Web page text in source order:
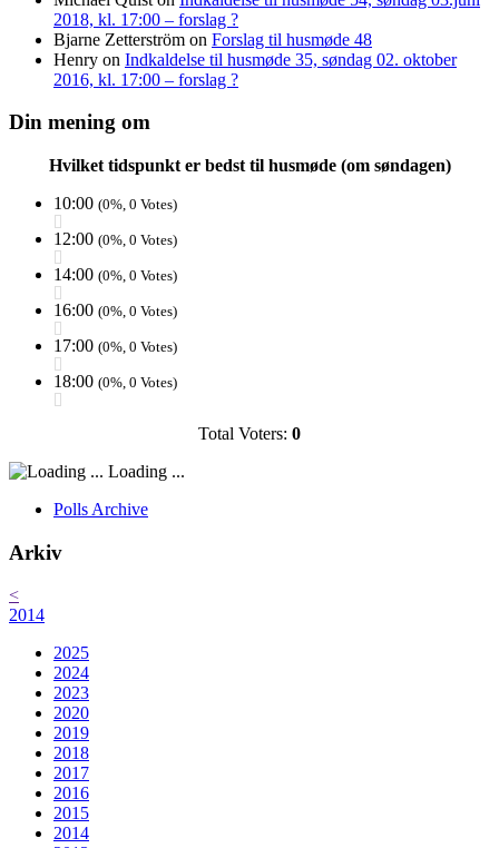
2018, kl. 17:00 – forslag ?
Bjarne Zetterström on Forslag til husmøde 48
Henry on Indkaldelse til husmøde 35, søndag 02. oktober
2016, kl. 17:00 – forslag ?
Din mening om
Hvilket tidspunkt er bedst til husmøde (om søndagen)
10:00 (0%, 0 Votes)
12:00 (0%, 0 Votes)
14:00 (0%, 0 Votes)
16:00 (0%, 0 Votes)
17:00 (0%, 0 Votes)
18:00 (0%, 0 Votes)
Total Voters: 0
Loading ...
Polls Archive
Arkiv
<
2014
2025
2024
2023
2020
2019
2018
2017
2016
2015
2014